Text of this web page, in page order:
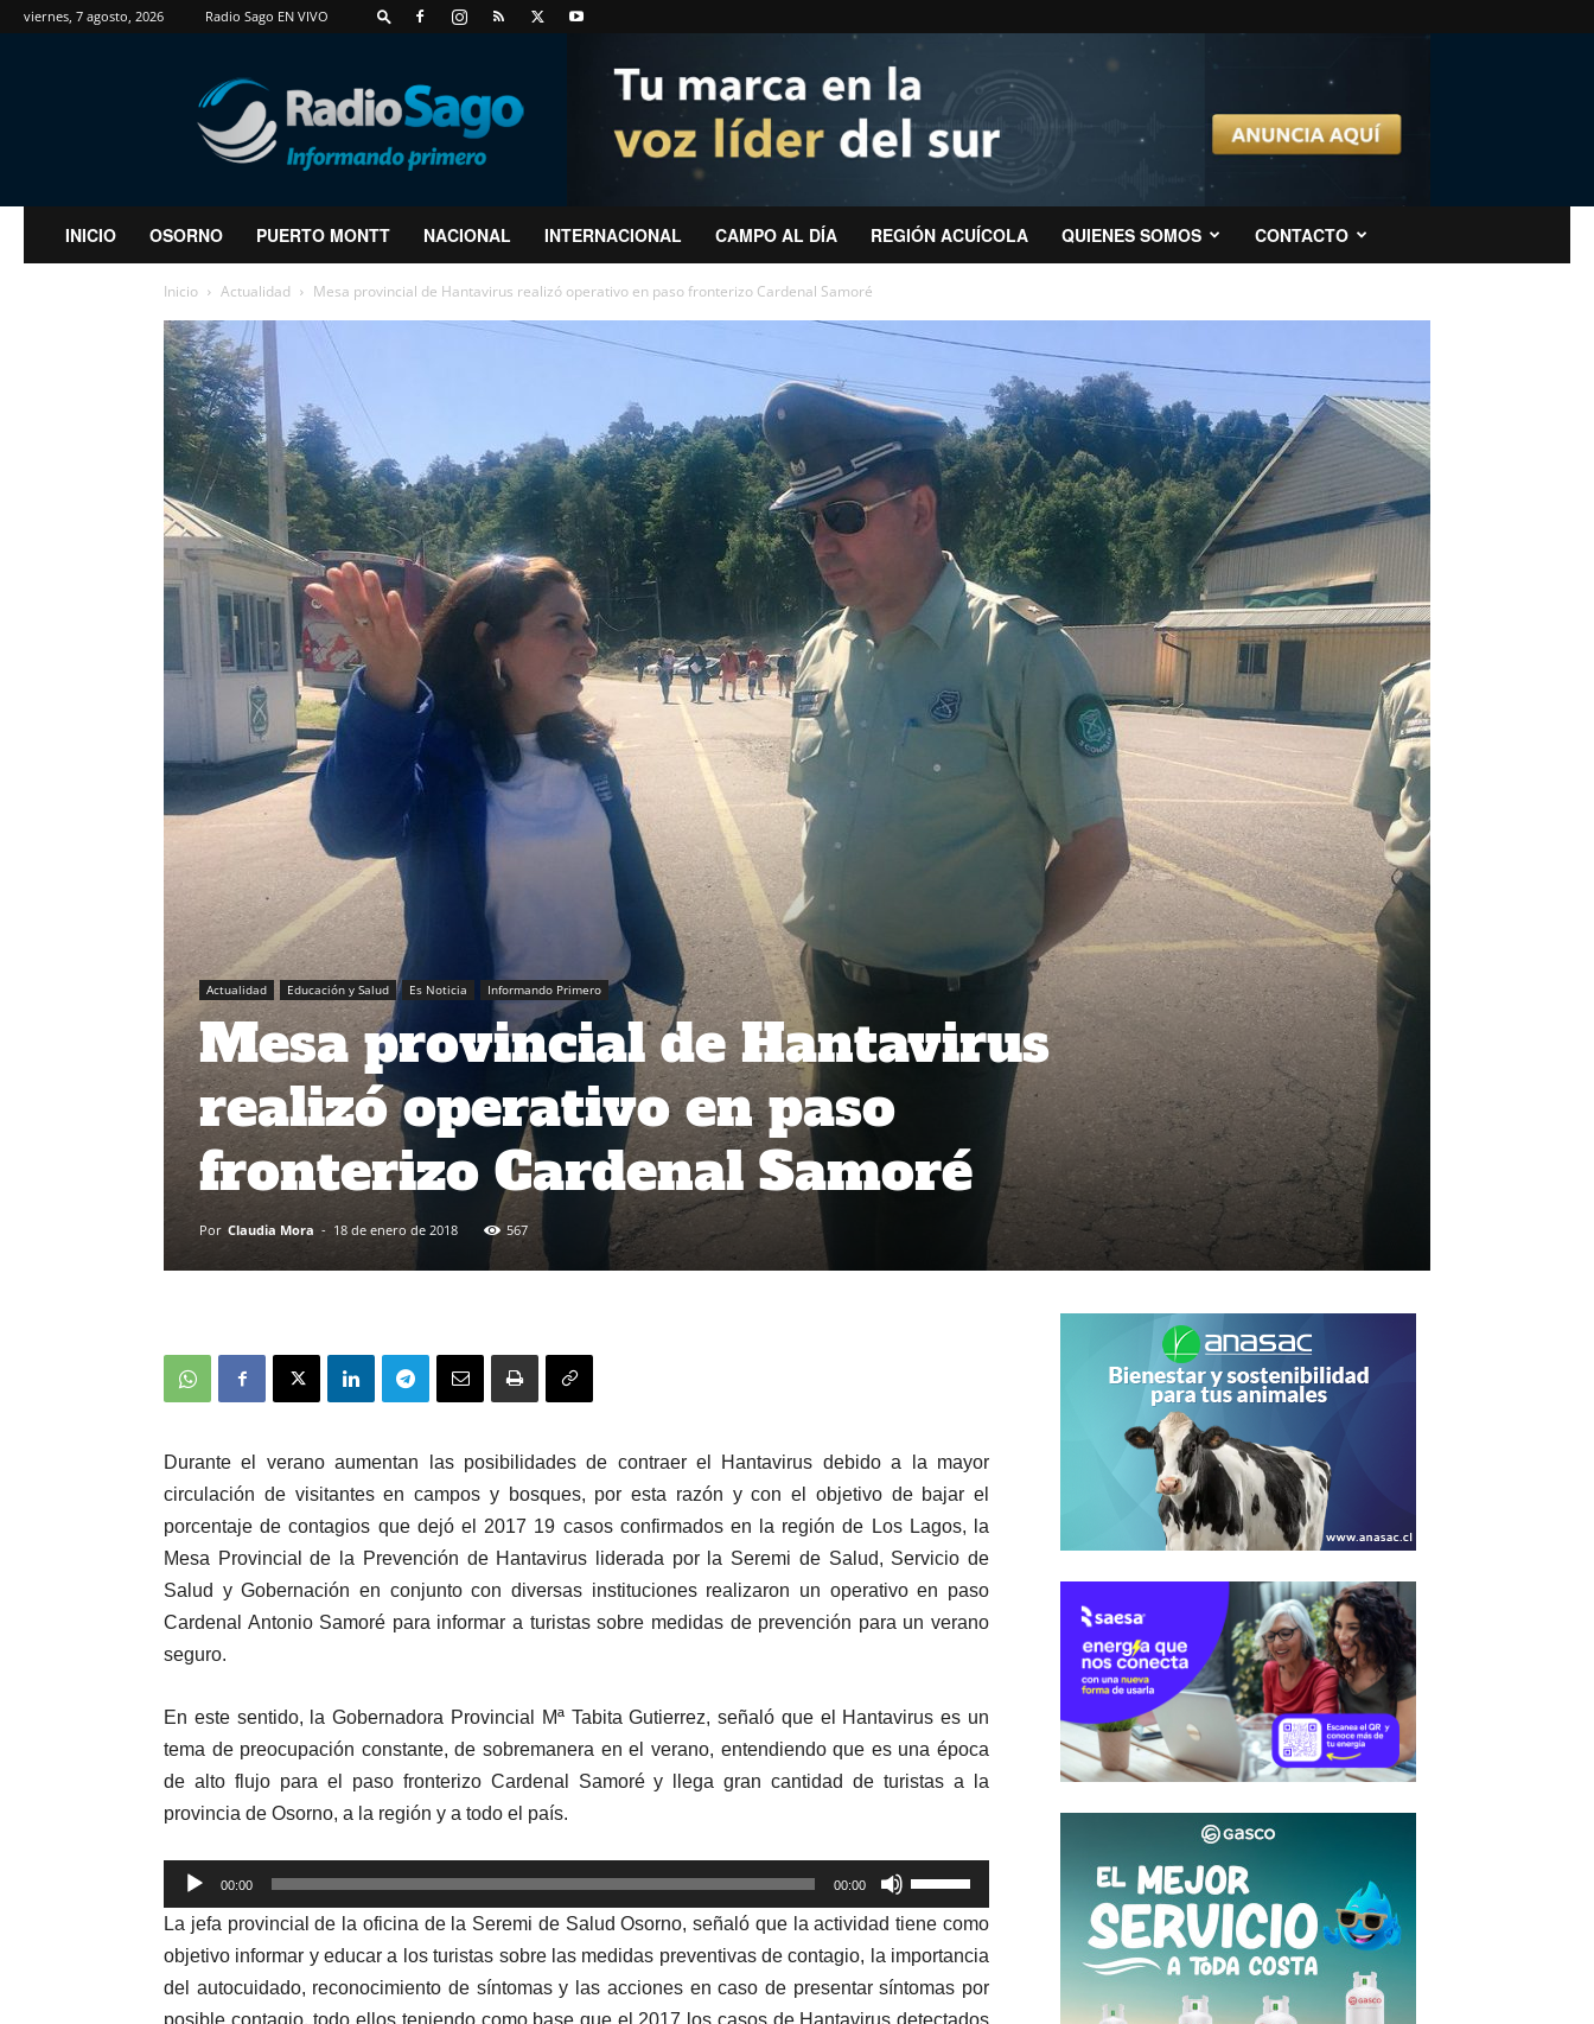
viernes, 7 agosto, 2026 Radio Sago EN VIVO
RadioSago
INICIO OSORNO PUERTO MONTT NACIONAL INTERNACIONAL CAMPO AL DÍA REGIÓN ACUÍCOLA QUIENES SOMOS CONTACTO
Inicio Actualidad Mesa provincial de Hantavirus realizó operativo en paso fronterizo Cardenal Samoré
Actualidad Educación y Salud Es Noticia Informando Primero
Mesa provincial de Hantavirus
realizó operativo en paso
fronterizo Cardenal Samoré
Por Claudia Mora - 18 de enero de 2018 567
Durante el verano aumentan las posibilidades de contraer el Hantavirus debido a la mayor
circulación de visitantes en campos y bosques, por esta razón y con el objetivo de bajar el
porcentaje de contagios que dejó el 2017 19 casos confirmados en la región de Los Lagos, la
Mesa Provincial de la Prevención de Hantavirus liderada por la Seremi de Salud, Servicio de
Salud y Gobernación en conjunto con diversas instituciones realizaron un operativo en paso
Cardenal Antonio Samoré para informar a turistas sobre medidas de prevención para un verano
seguro.
En este sentido, la Gobernadora Provincial Mª Tabita Gutierrez, señaló que el Hantavirus es un
tema de preocupación constante, de sobremanera en el verano, entendiendo que es una época
de alto flujo para el paso fronterizo Cardenal Samoré y llega gran cantidad de turistas a la
provincia de Osorno, a la región y a todo el país.
Reproductor
de
audio
00:00 00:00
las
teclas
de
flecha
La jefa provincial de la oficina de la Seremi de Salud Osorno, señaló que la actividad tiene como
objetivo informar y educar a los turistas sobre las medidas preventivas de contagio, la importancia
del autocuidado, reconocimiento de síntomas y las acciones en caso de presentar síntomas por
posible contagio, todo ellos teniendo como base que el 2017 los casos de Hantavirus detectados